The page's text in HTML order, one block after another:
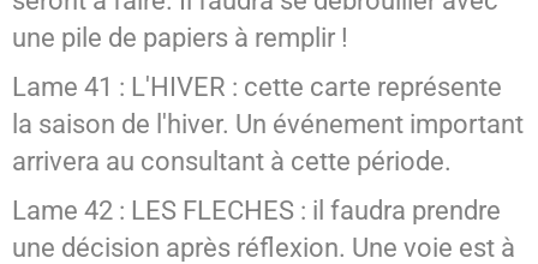
une pile de papiers à remplir !
Lame 41 : L'HIVER : cette carte représente
la saison de l'hiver. Un événement important
arrivera au consultant à cette période.
Lame 42 : LES FLECHES : il faudra prendre
une décision après réflexion. Une voie est à